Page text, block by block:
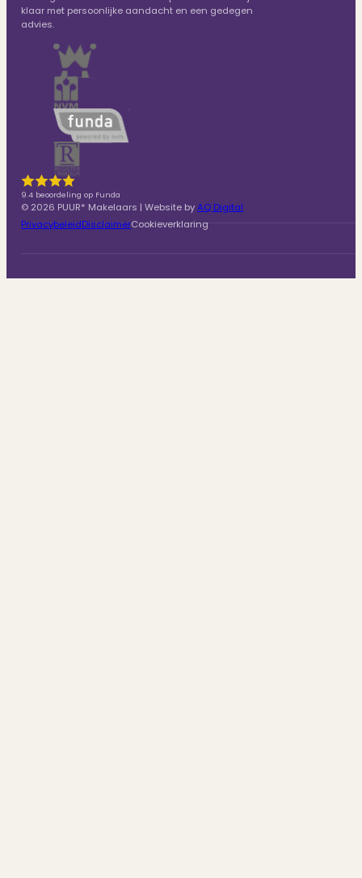
klaar met persoonlijke aandacht en een gedegen
advies.
9.4 beoordeling op Funda
© 2026 PUUR* Makelaars | Website byAQ Digital
PrivacybeleidDisclaimerCookieverklaring